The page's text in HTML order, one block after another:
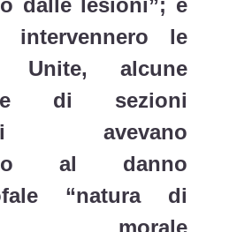
dalle lesioni”; e
intervennero le
Unite, alcune
di sezioni
avevano
al danno
“natura di
morale